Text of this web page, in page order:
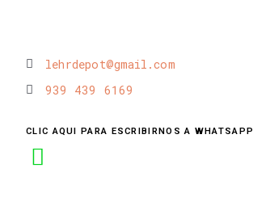
lehrdepot@gmail.com
939 439 6169
CLIC AQUI PARA ESCRIBIRNOS A WHATSAPP